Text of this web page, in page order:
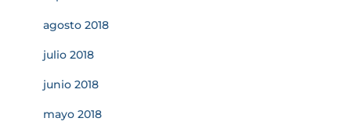
agosto 2018
julio 2018
junio 2018
mayo 2018